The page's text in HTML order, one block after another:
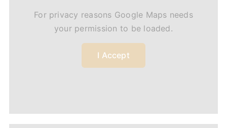
For privacy reasons Google Maps needs
your permission to be loaded.
I Accept